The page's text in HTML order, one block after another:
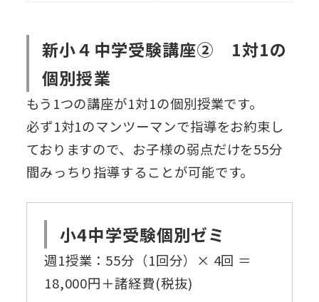
新小４中学受験講座② 1対1の
個別授業
もう1つの講座が1対1の個別授業です。
必ず1対1のマンツーマンで指導をお約束し
ておりますので、お子様の弱点だけを55分
間みっちり指導することが可能です。
小4中学受験個別ゼミ
週1授業：55分（1回分）× 4回 ＝
18,000円＋諸経費(税抜)